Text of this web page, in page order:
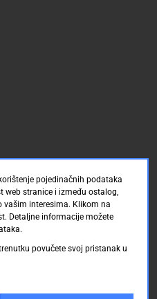
pojedinačnih podataka
stranice i između ostalog,
interesima. Klikom na
Detaljne informacije možete
povučete svoj pristanak u